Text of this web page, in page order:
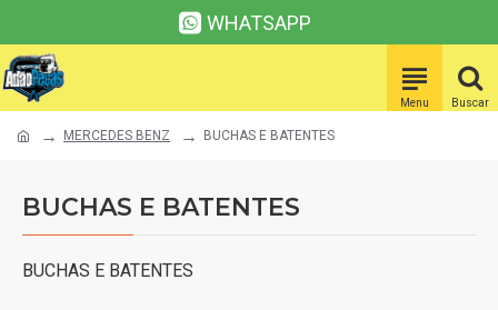
WHATSAPP
MERCEDES BENZ BUCHAS E BATENTES
BUCHAS E BATENTES
BUCHAS E BATENTES